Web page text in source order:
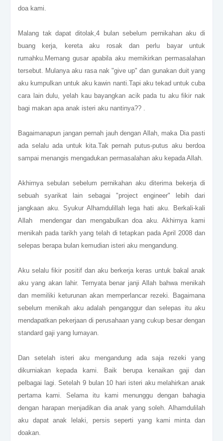
doa kami.
Malang tak dapat ditolak,4 bulan sebelum pernikahan aku di
buang kerja, kereta aku rosak dan perlu bayar untuk
rumahku.Memang gusar apabila aku memikirkan permasalahan
tersebut. Mulanya aku rasa nak "give up" dan gunakan duit yang
aku kumpulkan untuk aku kawin nanti.Tapi aku tekad untuk cuba
cara lain dulu, yelah kau bayangkan acik pada tu aku fikir nak
bagi makan apa anak isteri aku nantinya?? .
Bagaimanapun jangan pernah jauh dengan Allah, maka Dia pasti
ada selalu ada untuk kita.Tak pernah putus-putus aku berdoa
sampai menangis mengadukan permasalahan aku kepada Allah.
Akhirnya sebulan sebelum pernikahan aku diterima bekerja di
sebuah syarikat lain sebagai "project engineer" lebih dari
jangkaan aku. Syukur Alhamdulillah lega hati aku. Berkali-kali
Allah mendengar dan mengabulkan doa aku. Akhirnya kami
menikah pada tarikh yang telah di tetapkan pada April 2008 dan
selepas berapa bulan kemudian isteri aku mengandung.
Aku selalu fikir positif dan aku berkerja keras untuk bakal anak
aku yang akan lahir. Ternyata benar janji Allah bahwa menikah
dan memiliki keturunan akan memperlancar rezeki. Bagaimana
sebelum menikah aku adalah penganggur dan selepas itu aku
mendapatkan pekerjaan di perusahaan yang cukup besar dengan
standard gaji yang lumayan.
Dan setelah isteri aku mengandung ada saja rezeki yang
dikurniakan kepada kami. Baik berupa kenaikan gaji dan
pelbagai lagi. Setelah 9 bulan 10 hari isteri aku melahirkan anak
pertama kami. Selama itu kami menunggu dengan bahagia
dengan harapan menjadikan dia anak yang soleh. Alhamdulilah
aku dapat anak lelaki, persis seperti yang kami minta dan
doakan.